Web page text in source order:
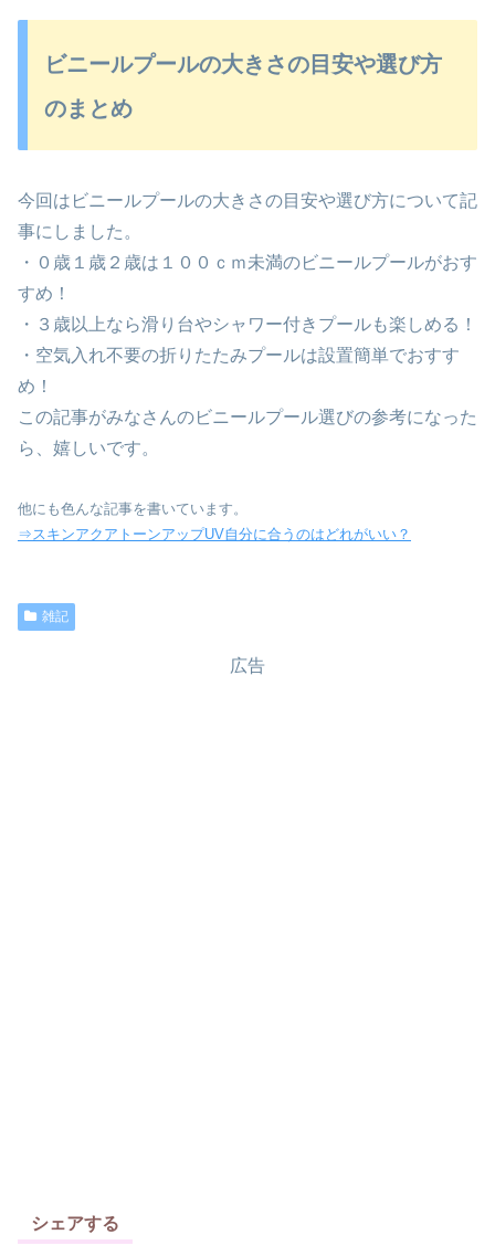
ビニールプールの大きさの目安や選び方
のまとめ
今回はビニールプールの大きさの目安や選び方について記
事にしました。
・０歳１歳２歳は１００ｃｍ未満のビニールプールがおす
すめ！
・３歳以上なら滑り台やシャワー付きプールも楽しめる！
・空気入れ不要の折りたたみプールは設置簡単でおすす
め！
この記事がみなさんのビニールプール選びの参考になった
ら、嬉しいです。
他にも色んな記事を書いています。
⇒スキンアクアトーンアップUV自分に合うのはどれがいい？
雑記
広告
シェアする